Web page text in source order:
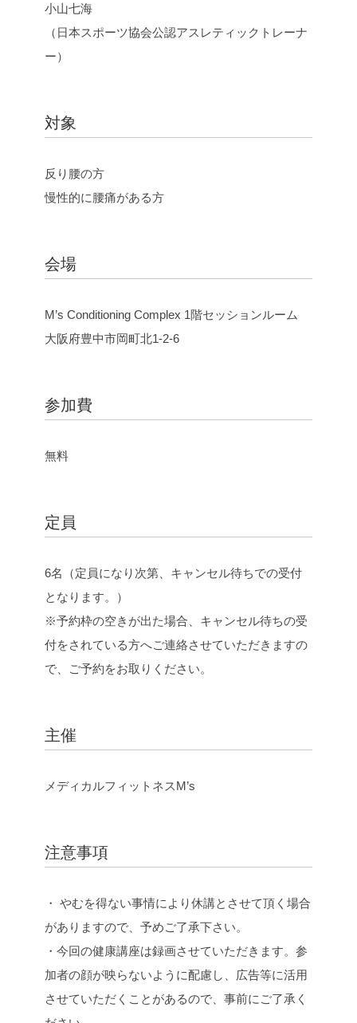
小山七海
（日本スポーツ協会公認アスレティックトレーナ
ー）
対象
反り腰の方
慢性的に腰痛がある方
会場
M’s Conditioning Complex 1階セッションルーム
大阪府豊中市岡町北1-2-6
参加費
無料
定員
6名（定員になり次第、キャンセル待ちでの受付
となります。）
※予約枠の空きが出た場合、キャンセル待ちの受
付をされている方へご連絡させていただきますの
で、ご予約をお取りください。
主催
メディカルフィットネスM’s
注意事項
・ やむを得ない事情により休講とさせて頂く場合
がありますので、予めご了承下さい。
・今回の健康講座は録画させていただきます。参
加者の顔が映らないように配慮し、広告等に活用
させていただくことがあるので、事前にご了承く